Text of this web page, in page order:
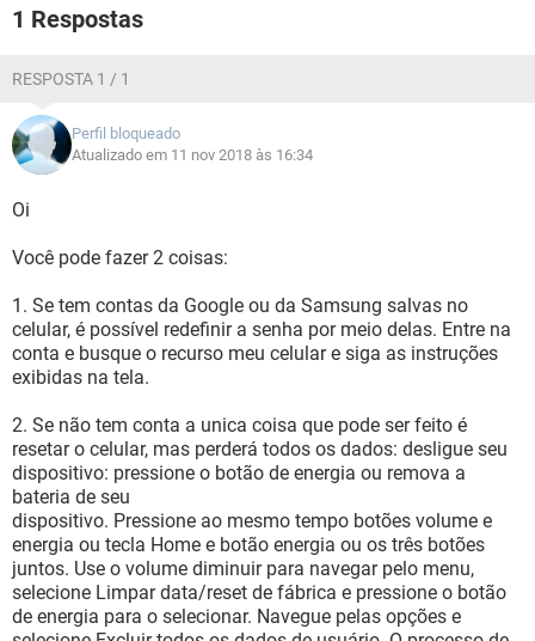
1 Respostas
RESPOSTA 1 / 1
Perfil bloqueado
Atualizado em 11 nov 2018 às 16:34
Oi
Você pode fazer 2 coisas:
1. Se tem contas da Google ou da Samsung salvas no
celular, é possível redefinir a senha por meio delas. Entre na
conta e busque o recurso meu celular e siga as instruções
exibidas na tela.
2. Se não tem conta a unica coisa que pode ser feito é
resetar o celular, mas perderá todos os dados: desligue seu
dispositivo: pressione o botão de energia ou remova a
bateria de seu
dispositivo. Pressione ao mesmo tempo botões volume e
energia ou tecla Home e botão energia ou os três botões
juntos. Use o volume diminuir para navegar pelo menu,
selecione Limpar data/reset de fábrica e pressione o botão
de energia para o selecionar. Navegue pelas opções e